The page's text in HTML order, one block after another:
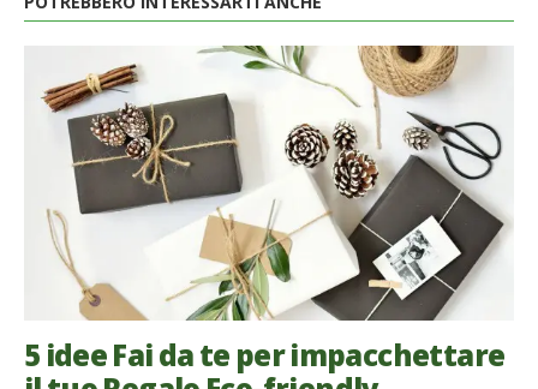
5 idee Fai da te per impacchettare